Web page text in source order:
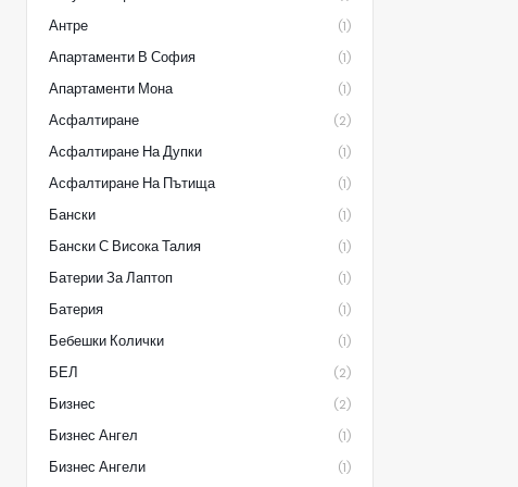
Антре (1)
Апартаменти В София (1)
Апартаменти Мона (1)
Асфалтиране (2)
Асфалтиране На Дупки (1)
Асфалтиране На Пътища (1)
Бански (1)
Бански С Висока Талия (1)
Батерии За Лаптоп (1)
Батерия (1)
Бебешки Колички (1)
БЕЛ (2)
Бизнес (2)
Бизнес Ангел (1)
Бизнес Ангели (1)